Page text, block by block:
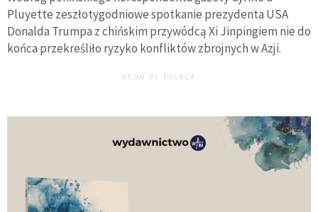
Pluyette zeszłotygodniowe spotkanie prezydenta USA
Donalda Trumpa z chińskim przywódcą Xi Jinpingiem nie do
końca przekreśliło ryzyko konfliktów zbrojnych w Azji.
DEON.PL POLECA